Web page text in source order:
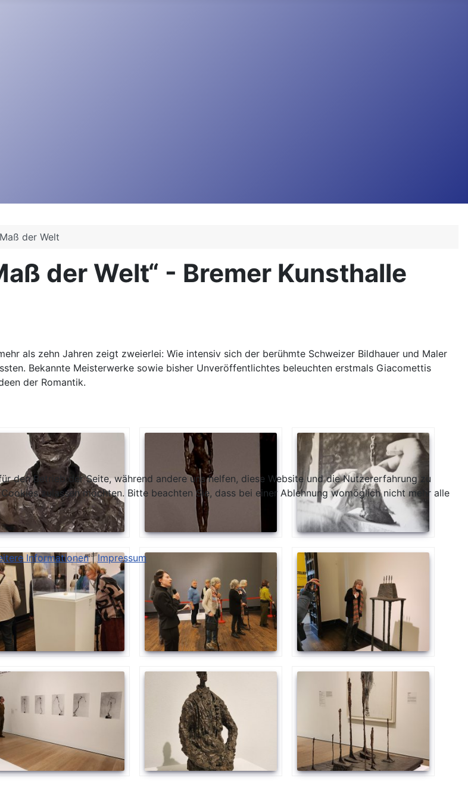
der Welt
der Welt“ - Bremer Kunsthalle
als zehn Jahren zeigt zweierlei: Wie intensiv sich der berühmte Schweizer Bildhauer und Maler
Bekannte Meisterwerke sowie bisher Unveröffentlichtes beleuchten erstmals Giacomettis
der Romantik.
den Betrieb der Seite, während andere uns helfen, diese Website und die Nutzererfahrung zu
zulassen möchten. Bitte beachten Sie, dass bei einer Ablehnung womöglich nicht mehr alle
Informationen|Impressum